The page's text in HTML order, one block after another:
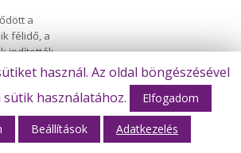
a
félidő, a
indították
labdát.
Nagy-
Kecskés lőtt 18
használ. Az oldal böngészésével
használatához.
Elfogadom
Beállítások Adatkezelés